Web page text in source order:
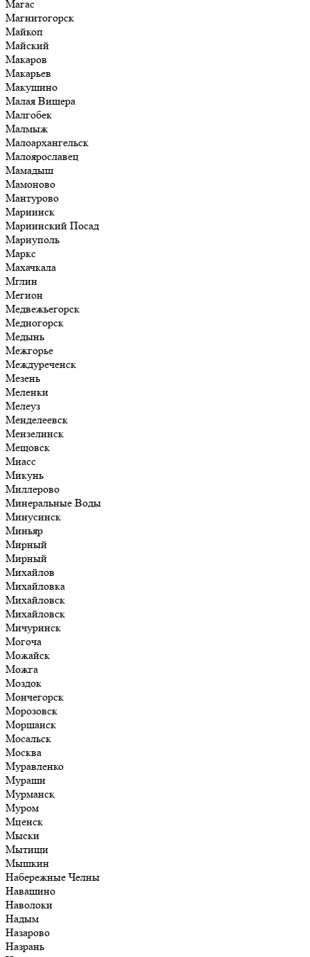
Магас
Магнитогорск
Майкоп
Майский
Макаров
Макарьев
Макушино
Малая Вишера
Малгобек
Малмыж
Малоархангельск
Малоярославец
Мамадыш
Мамоново
Мантурово
Мариинск
Мариинский Посад
Мариуполь
Маркс
Махачкала
Мглин
Мегион
Медвежьегорск
Медногорск
Медынь
Межгорье
Междуреченск
Мезень
Меленки
Мелеуз
Менделеевск
Мензелинск
Мещовск
Миасс
Микунь
Миллерово
Минеральные Воды
Минусинск
Миньяр
Мирный
Мирный
Михайлов
Михайловка
Михайловск
Михайловск
Мичуринск
Могоча
Можайск
Можга
Моздок
Мончегорск
Морозовск
Моршанск
Мосальск
Москва
Муравленко
Мураши
Мурманск
Муром
Мценск
Мыски
Мытищи
Мышкин
Набережные Челны
Навашино
Наволоки
Надым
Назарово
Назрань